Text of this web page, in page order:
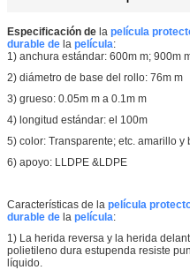
Especificación de la película
durable de la película:
1) anchura estándar: 600m m; 900m
2) diámetro de base del rollo: 76m m
3) grueso: 0.05m m a 0.1m m
4) longitud estándar: el 100m
5) color: Transparente; etc. amarillo y
6) apoyo: LLDPE &LDPE
Características de la película
durable de la película:
1) La herida reversa y la herida
polietileno dura estupenda resiste
líquido.